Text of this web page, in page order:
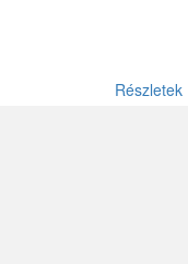
Részletek